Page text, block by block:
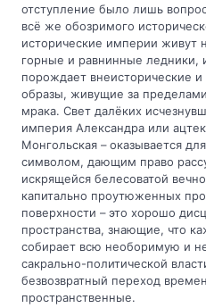
отступление было лишь
всё же обозримого
исторические империи живут
горные и равнинные ледники,
порождает внеисторические
образы, живущие за
мрака. Свет далёких
империя Александра или
Монгольская – оказывается
символом, дающим право
искрящейся белесоватой
капитально проутюженных
поверхности – это хорошо
пространства, знающие, что
собирает всю необоримую и
сакрально-политической
безвозвратный переход
пространственные.